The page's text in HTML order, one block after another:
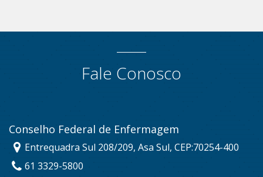
Fale Conosco
Conselho Federal de Enfermagem
Entrequadra Sul 208/209, Asa Sul, CEP:70254-400
61 3329-5800